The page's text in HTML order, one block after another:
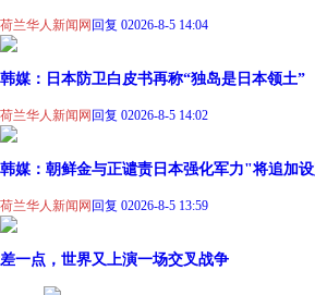
荷兰华人新闻网 回复 02026-8-5 14:04
韩媒：日本防卫白皮书再称“独岛是日本领土”
荷兰华人新闻网 回复 02026-8-5 14:02
韩媒：朝鲜金与正谴责日本强化军力"将追加
荷兰华人新闻网 回复 02026-8-5 13:59
差一点，世界又上演一场交叉战争